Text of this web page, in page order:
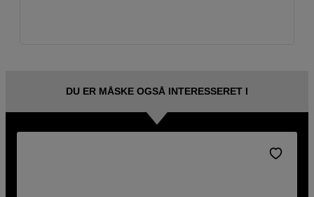
DU ER MÅSKE OGSÅ INTERESSERET I